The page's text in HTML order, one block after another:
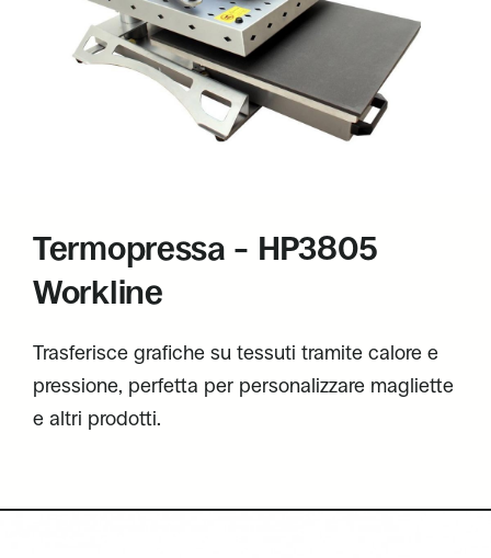
Termopressa – HP3805
Workline
Trasferisce grafiche su tessuti tramite calore e
pressione, perfetta per personalizzare magliette
e altri prodotti.